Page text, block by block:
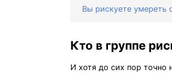
Вы рискуете умереть
Кто в группе
И хотя до сих пор точно